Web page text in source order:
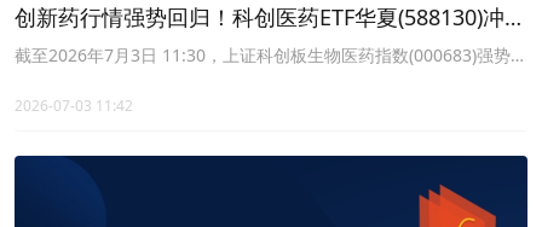
创新药行情强势回归！科创医药ETF华夏(588130)冲击
5连涨，连续5天获资金净流入
截至2026年7月3日 11:30，上证科创板生物医药指数(000683)强势上
生物上涨6.18%，迪哲医药，智翔金泰等个股跟涨。
2026-07-03 11:42